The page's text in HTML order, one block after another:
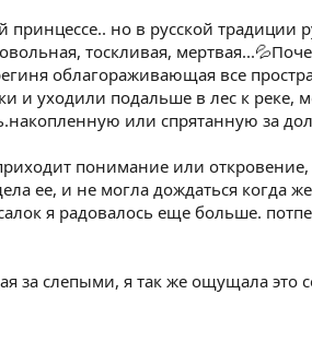
принцессе.. но в русской
тоскливая,
облагораживающая все
уходили подальше в лес к реке,
или спрятанную за
понимание или
ее, и не могла дождаться когда
я радовалось еще больше.
слепыми, я так же ощущала это